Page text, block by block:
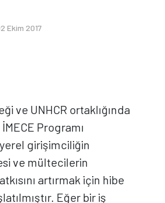
Ekim 2017
ve UNHCR ortaklığında
Programı
girişimciliğin
ve mültecilerin
artırmak için hibe
Eğer bir iş